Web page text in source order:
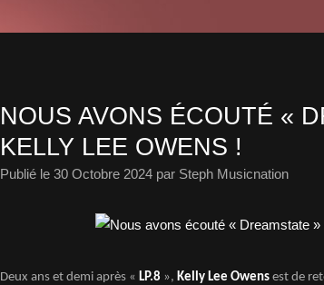
NOUS AVONS ÉCOUTÉ «
KELLY LEE OWENS !
Publié le 30 Octobre 2024 par Steph Musicnation
Deux ans et demi après « LP.8 », Kelly Lee Owens est de